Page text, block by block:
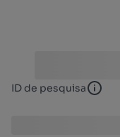
ID de pesquisa ID